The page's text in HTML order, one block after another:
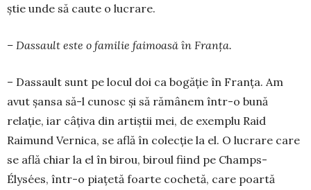
ştie unde să caute o lucrare.
– Dassault este o familie faimoasă în Franța.
– Dassault sunt pe locul doi ca bogă­ţie în Franţa. Am
avut şansa să-l cunosc şi să rămânem într-o bună
relaţie, iar câţiva din artiştii mei, de exemplu Raid
Raimund Vernica, se află în colecţie la el. O lucrare care
se află chiar la el în birou, biroul fiind pe Champs-
Élysées, într-o piaţetă foarte cochetă, care poartă